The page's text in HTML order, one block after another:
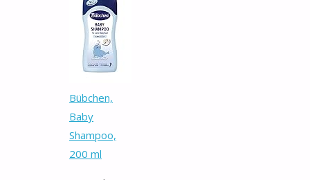
Bübchen,
Baby
Shampoo,
200 ml